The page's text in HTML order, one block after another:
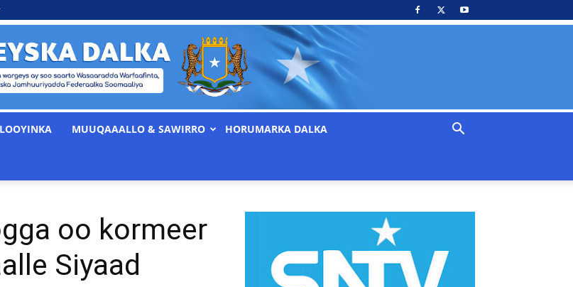
MUUQAAALLO & SAWIRRO HORUMARKA DALKA
oo kormeer
Siyaad